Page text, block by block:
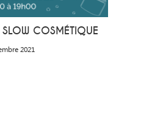
COSMÉTIQUE
2021